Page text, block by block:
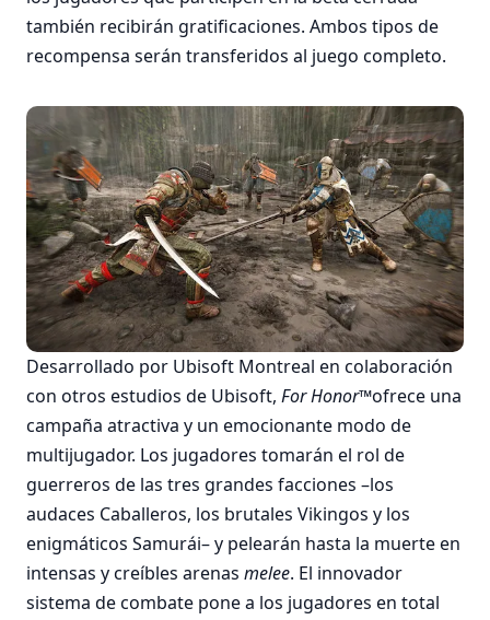
también recibirán gratificaciones. Ambos tipos de
recompensa serán transferidos al juego completo.
Desarrollado por Ubisoft Montreal en colaboración
con otros estudios de Ubisoft, For Honor™ofrece una
campaña atractiva y un emocionante modo de
multijugador. Los jugadores tomarán el rol de
guerreros de las tres grandes facciones –los
audaces Caballeros, los brutales Vikingos y los
enigmáticos Samurái– y pelearán hasta la muerte en
intensas y creíbles arenas melee. El innovador
sistema de combate pone a los jugadores en total